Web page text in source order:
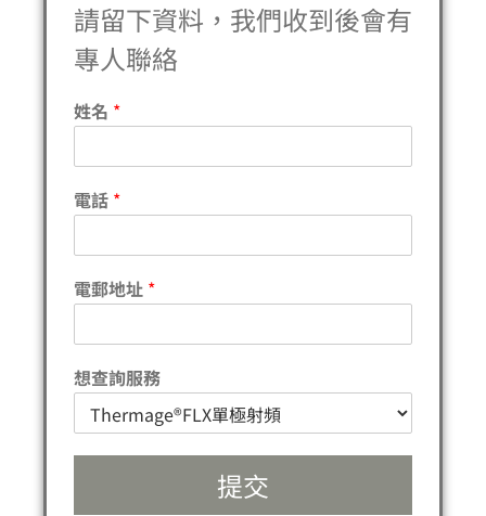
請留下資料，我們收到後會有
專人聯絡
姓名 *
電話 *
電郵地址 *
想查詢服務
提交